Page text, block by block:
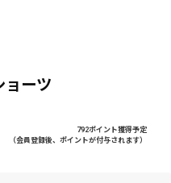
ョーツ
792ポイント獲得予定
（会員登録後、ポイントが付与されます）